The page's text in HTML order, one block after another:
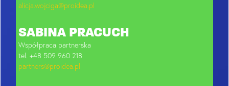
alicja.wojciga@proidea.pl
SABINA PRACUCH
Współpraca partnerska
tel. +48 509 960 218
partners@proidea.pl